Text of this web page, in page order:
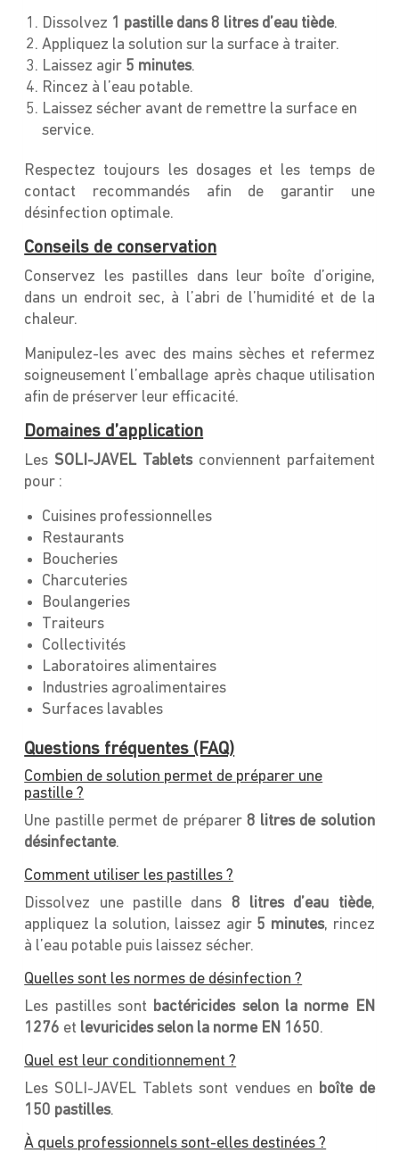
Dissolvez 1 pastille dans 8 litres d’eau tiède.
Appliquez la solution sur la surface à traiter.
Laissez agir 5 minutes.
Rincez à l’eau potable.
Laissez sécher avant de remettre la surface en
service.
Respectez toujours les dosages et les temps de
contact recommandés afin de garantir une
désinfection optimale.
Conseils de conservation
Conservez les pastilles dans leur boîte d’origine,
dans un endroit sec, à l’abri de l’humidité et de la
chaleur.
Manipulez-les avec des mains sèches et refermez
soigneusement l’emballage après chaque utilisation
afin de préserver leur efficacité.
Domaines d’application
Les SOLI-JAVEL Tabletsconviennent parfaitement
pour :
Cuisines professionnelles
Restaurants
Boucheries
Charcuteries
Boulangeries
Traiteurs
Collectivités
Laboratoires alimentaires
Industries agroalimentaires
Surfaces lavables
Questions fréquentes (FAQ)
Combien de solution permet de préparer une
pastille ?
Une pastille permet de préparer 8 litres de solution
désinfectante.
Comment utiliser les pastilles ?
Dissolvez une pastille dans 8 litres d’eau tiède,
appliquez la solution, laissez agir 5 minutes, rincez
à l’eau potable puis laissez sécher.
Quelles sont les normes de désinfection ?
Les pastilles sont bactéricides selon la norme EN
1276 et levuricides selon la norme EN 1650.
Quel est leur conditionnement ?
Les SOLI-JAVEL Tablets sont vendues en boîte de
150 pastilles.
À quels professionnels sont-elles destinées ?